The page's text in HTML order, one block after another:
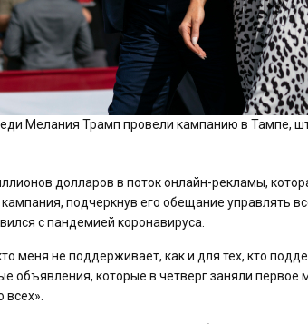
Мелания Трамп провели кампанию в Тампе,
долларов в поток онлайн-рекламы,
подчеркнув его обещание управлять
с пандемией коронавируса.
меня не поддерживает, как и для тех, кто
которые в четверг заняли первое